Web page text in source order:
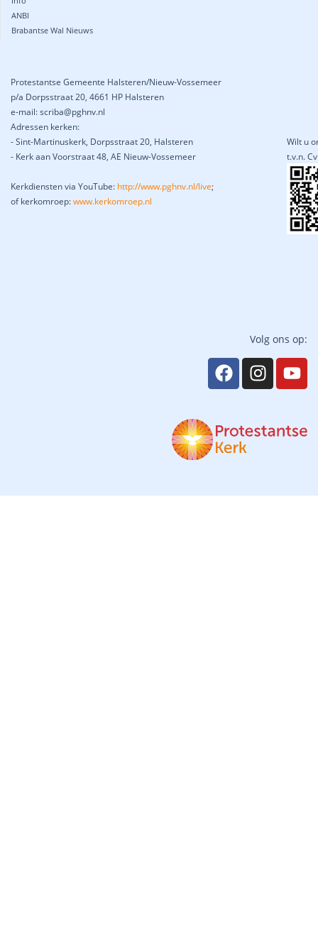
ANBI
Brabantse Wal Nieuws
Protestantse Gemeente Halsteren/Nieuw-Vossemeer
p/a Dorpsstraat 20, 4661 HP Halsteren
e-mail: scriba@pghnv.nl
Adressen kerken:
- Sint-Martinuskerk, Dorpsstraat 20, Halsteren
- Kerk aan Voorstraat 48, AE Nieuw-Vossemeer
Kerkdiensten via YouTube: http://www.pghnv.nl/live;
of kerkomroep:www.kerkomroep.nl
Wilt u
t.v.n.
Volg ons op: